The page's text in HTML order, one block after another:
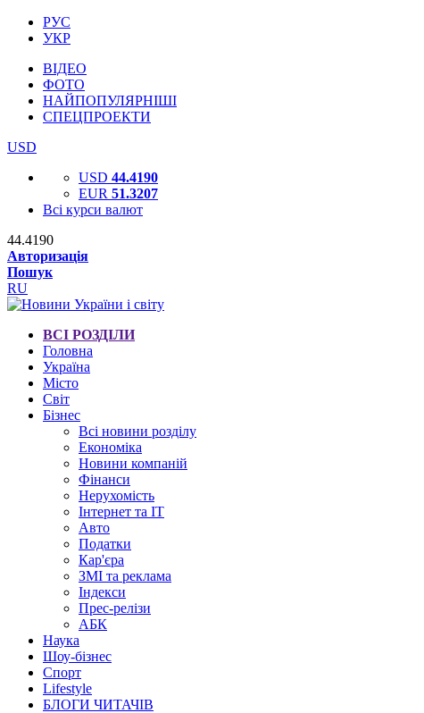
РУС
УКР
ВІДЕО
ФОТО
НАЙПОПУЛЯРНІШІ
СПЕЦПРОЕКТИ
USD
USD 44.4190
EUR 51.3207
Всі курси валют
44.4190
Авторизація
Пошук
RU
ВСІ РОЗДІЛИ
Головна
Україна
Місто
Світ
Бізнес
Всі новини розділу
Економіка
Новини компаній
Фінанси
Нерухомість
Інтернет та IT
Авто
Податки
Кар'єра
ЗМІ та реклама
Індекси
Прес-релізи
АБК
Наука
Шоу-бізнес
Спорт
Lifestyle
БЛОГИ ЧИТАЧІВ